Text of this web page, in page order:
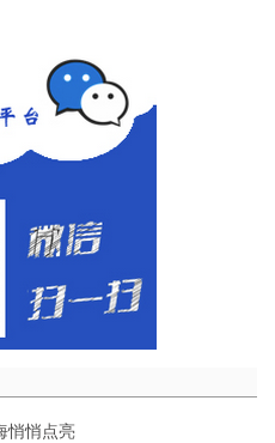
悄悄点亮